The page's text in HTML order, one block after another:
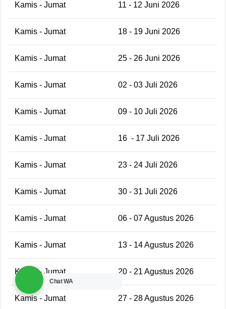
Kamis - Jumat 11 - 12 Juni 2026
Kamis - Jumat 18 - 19 Juni 2026
Kamis - Jumat 25 - 26 Juni 2026
Kamis - Jumat 02 - 03 Juli 2026
Kamis - Jumat 09 - 10 Juli 2026
Kamis - Jumat 16 - 17 Juli 2026
Kamis - Jumat 23 - 24 Juli 2026
Kamis - Jumat 30 - 31 Juli 2026
Kamis - Jumat 06 - 07 Agustus 2026
Kamis - Jumat 13 - 14 Agustus 2026
Kamis - Jumat 20 - 21 Agustus 2026
Kamis - Jumat 27 - 28 Agustus 2026
Chat WA